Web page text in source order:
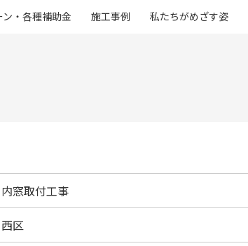
ン・各種補助金 施工事例 私たちがめざす姿
内窓取付工事
西区